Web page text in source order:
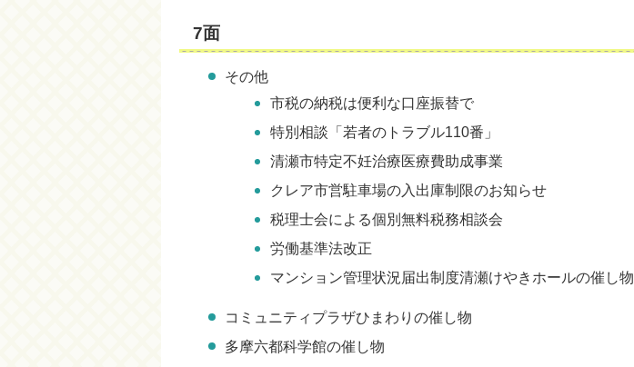
7面
その他
市税の納税は便利な口座振替で
特別相談「若者のトラブル110番」
清瀬市特定不妊治療医療費助成事業
クレア市営駐車場の入出庫制限のお知らせ
税理士会による個別無料税務相談会
労働基準法改正
マンション管理状況届出制度清瀬けやきホールの催し物
コミュニティプラザひまわりの催し物
多摩六都科学館の催し物